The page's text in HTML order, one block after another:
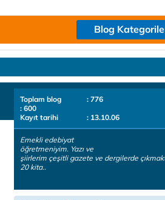
Blog
Toplam blog
: 776
: 600
Kayıt tarihi
: 13.10.06
Emekli edebiyat
öğretmeniyim. Yazı ve
şiirlerim çeşitli gazete ve dergilerde
20 kita..